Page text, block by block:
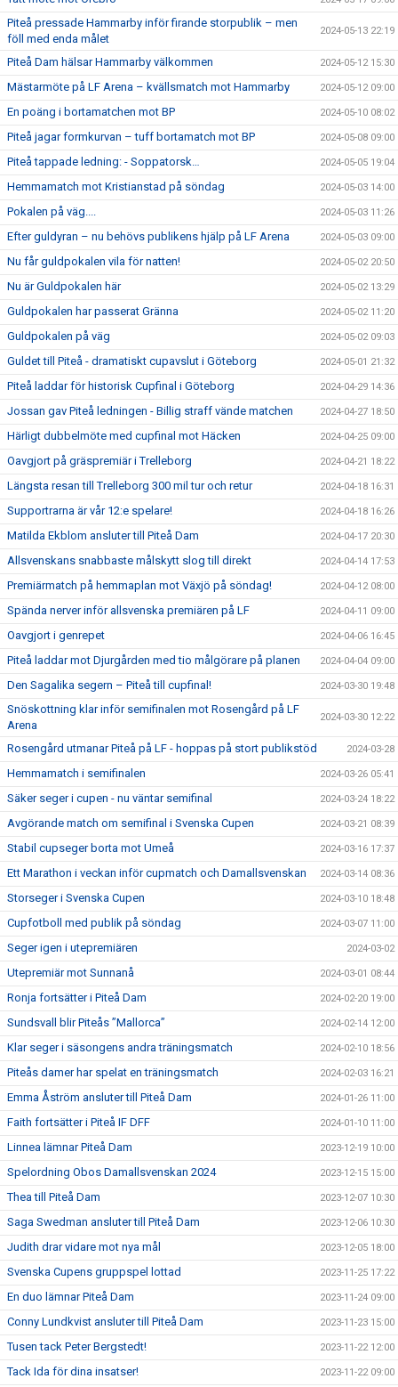
Piteå pressade Hammarby inför firande storpublik – men
föll med enda målet
2024-05-13 22:19
Piteå Dam hälsar Hammarby välkommen 2024-05-12 15:30
Mästarmöte på LF Arena – kvällsmatch mot Hammarby 2024-05-12 09:00
En poäng i bortamatchen mot BP 2024-05-10 08:02
Piteå jagar formkurvan – tuff bortamatch mot BP 2024-05-08 09:00
Piteå tappade ledning: - Soppatorsk… 2024-05-05 19:04
Hemmamatch mot Kristianstad på söndag 2024-05-03 14:00
Pokalen på väg.... 2024-05-03 11:26
Efter guldyran – nu behövs publikens hjälp på LF Arena 2024-05-03 09:00
Nu får guldpokalen vila för natten! 2024-05-02 20:50
Nu är Guldpokalen här 2024-05-02 13:29
Guldpokalen har passerat Gränna 2024-05-02 11:20
Guldpokalen på väg 2024-05-02 09:03
Guldet till Piteå - dramatiskt cupavslut i Göteborg 2024-05-01 21:32
Piteå laddar för historisk Cupfinal i Göteborg 2024-04-29 14:36
Jossan gav Piteå ledningen - Billig straff vände matchen 2024-04-27 18:50
Härligt dubbelmöte med cupfinal mot Häcken 2024-04-25 09:00
Oavgjort på gräspremiär i Trelleborg 2024-04-21 18:22
Längsta resan till Trelleborg 300 mil tur och retur 2024-04-18 16:31
Supportrarna är vår 12:e spelare! 2024-04-18 16:26
Matilda Ekblom ansluter till Piteå Dam 2024-04-17 20:30
Allsvenskans snabbaste målskytt slog till direkt 2024-04-14 17:53
Premiärmatch på hemmaplan mot Växjö på söndag! 2024-04-12 08:00
Spända nerver inför allsvenska premiären på LF 2024-04-11 09:00
Oavgjort i genrepet 2024-04-06 16:45
Piteå laddar mot Djurgården med tio målgörare på planen 2024-04-04 09:00
Den Sagalika segern – Piteå till cupfinal! 2024-03-30 19:48
Snöskottning klar inför semifinalen mot Rosengård på LF
Arena
2024-03-30 12:22
Rosengård utmanar Piteå på LF - hoppas på stort publikstöd 2024-03-28
Hemmamatch i semifinalen 2024-03-26 05:41
Säker seger i cupen - nu väntar semifinal 2024-03-24 18:22
Avgörande match om semifinal i Svenska Cupen 2024-03-21 08:39
Stabil cupseger borta mot Umeå 2024-03-16 17:37
Ett Marathon i veckan inför cupmatch och Damallsvenskan 2024-03-14 08:36
Storseger i Svenska Cupen 2024-03-10 18:48
Cupfotboll med publik på söndag 2024-03-07 11:00
Seger igen i utepremiären 2024-03-02
Utepremiär mot Sunnanå 2024-03-01 08:44
Ronja fortsätter i Piteå Dam 2024-02-20 19:00
Sundsvall blir Piteås ”Mallorca” 2024-02-14 12:00
Klar seger i säsongens andra träningsmatch 2024-02-10 18:56
Piteås damer har spelat en träningsmatch 2024-02-03 16:21
Emma Åström ansluter till Piteå Dam 2024-01-26 11:00
Faith fortsätter i Piteå IF DFF 2024-01-10 11:00
Linnea lämnar Piteå Dam 2023-12-19 10:00
Spelordning Obos Damallsvenskan 2024 2023-12-15 15:00
Thea till Piteå Dam 2023-12-07 10:30
Saga Swedman ansluter till Piteå Dam 2023-12-06 10:30
Judith drar vidare mot nya mål 2023-12-05 18:00
Svenska Cupens gruppspel lottad 2023-11-25 17:22
En duo lämnar Piteå Dam 2023-11-24 09:00
Conny Lundkvist ansluter till Piteå Dam 2023-11-23 15:00
Tusen tack Peter Bergstedt! 2023-11-22 12:00
Tack Ida för dina insatser! 2023-11-22 09:00